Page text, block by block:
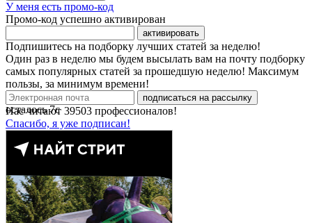
У меня есть промо-код
Промо-код успешно активирован
активировать
Подпишитесь на подборку лучших статей за неделю!
Один раз в неделю мы будем высылать вам на почту подборку
самых популярных статей за прошедшую неделю! Максимум
пользы, за минимум времени!
подписаться на рассылку
Нас читают 39503 профессионалов!
Спасибо, я уже подписан!
осталось7с